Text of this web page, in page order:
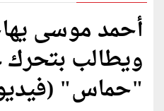
أحمد موسى
ويطالب
"حماس"